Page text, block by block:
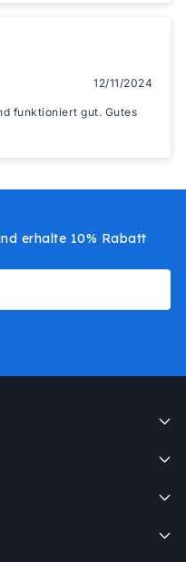
12/11/2024
funktioniert gut. Gutes
erhalte 10% Rabatt